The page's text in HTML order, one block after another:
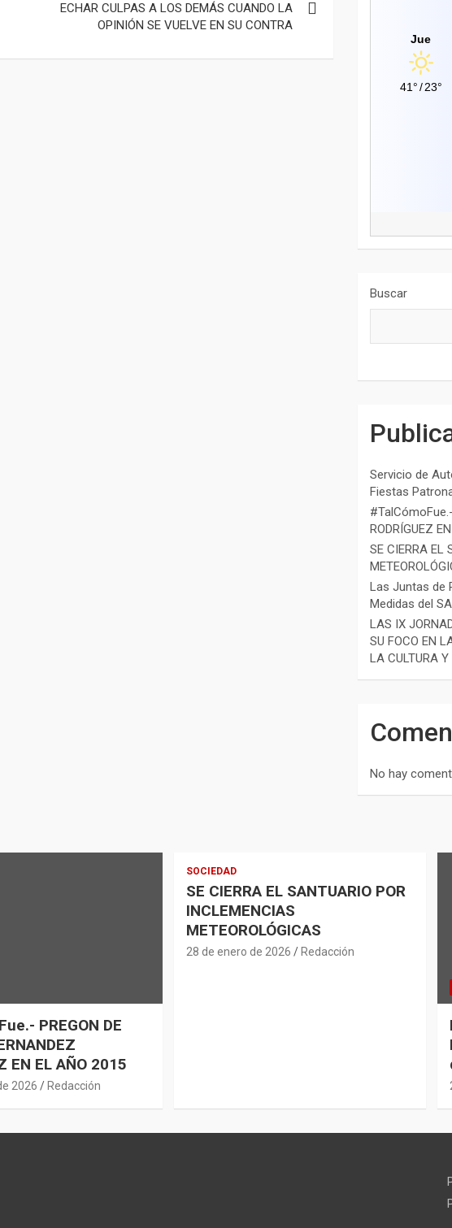
ECHAR CULPAS A LOS DEMÁS CUANDO LA
OPINIÓN SE VUELVE EN SU CONTRA
Jue
41°/ 23°
Buscar
Servicio de
Fiestas
#TalCómoFue.-
RODRÍGUEZ
SE CIERRA EL
Las Juntas de
Medidas del
LAS IX
SU FOCO EN
LA CULTURA
No hay
PREGON DE
EN EL AÑO 2015
2026 Redacción
SOCIEDAD
SE CIERRA EL SANTUARIO POR
INCLEMENCIAS
METEOROLÓGICAS
28 de enero de 2026 Redacción